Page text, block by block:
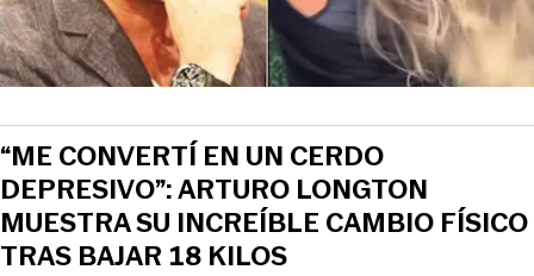
“ME CONVERTÍ EN UN CERDO
DEPRESIVO”: ARTURO LONGTON
MUESTRA SU INCREÍBLE CAMBIO FÍSICO
TRAS BAJAR 18 KILOS